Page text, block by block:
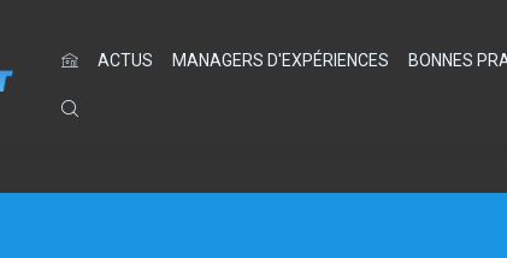
ACTUS MANAGERS D'EXPÉRIENCES BONNES